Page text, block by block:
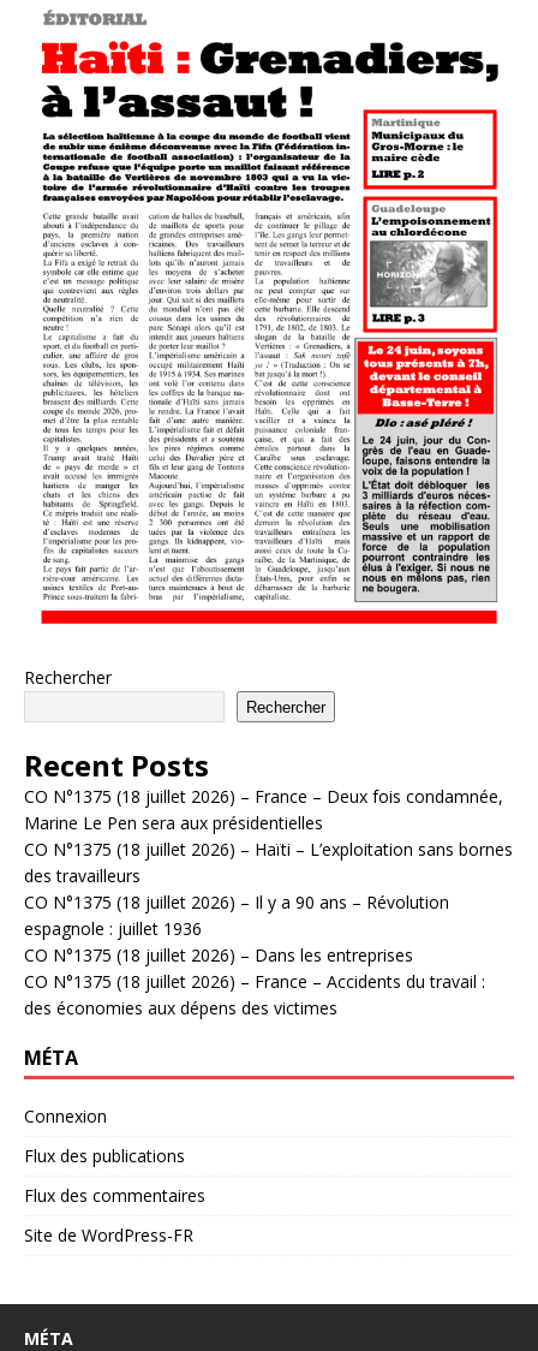
Rechercher
Rechercher
Recent Posts
CO N°1375 (18 juillet 2026) – France – Deux fois condamnée,
Marine Le Pen sera aux présidentielles
CO N°1375 (18 juillet 2026) – Haïti – L’exploitation sans bornes
des travailleurs
CO N°1375 (18 juillet 2026) – Il y a 90 ans – Révolution
espagnole : juillet 1936
CO N°1375 (18 juillet 2026) – Dans les entreprises
CO N°1375 (18 juillet 2026) – France – Accidents du travail :
des économies aux dépens des victimes
MÉTA
Connexion
Flux des publications
Flux des commentaires
Site de WordPress-FR
MÉTA